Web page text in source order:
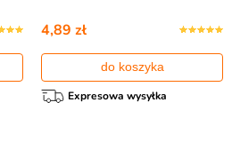
4,89 zł
do koszyka
Expresowa wysyłka